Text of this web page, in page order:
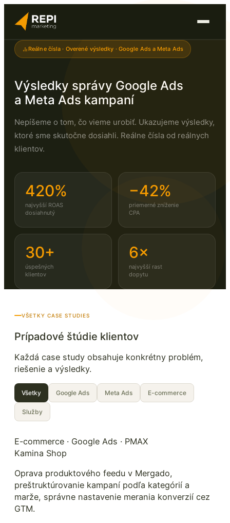
Reálne čísla · Overené výsledky · Google Ads a Meta Ads
Výsledky správy Google Ads
a Meta Ads kampaní
Nepíšeme o tom, čo vieme urobiť. Ukazujeme výsledky,
ktoré sme skutočne dosiahli. Reálne čísla od reálnych
klientov.
420%
najvyšší ROAS
dosiahnutý
−42%
priemerné zníženie
CPA
30+
úspešných
klientov
6×
najvyšší rast
dopytu
VŠETKY CASE STUDIES
Prípadové štúdie klientov
Každá case study obsahuje konkrétny problém,
riešenie a výsledky.
Všetky Google Ads Meta Ads E-commerce
Služby
E-commerce · Google Ads · PMAX
Kamina Shop
Oprava produktového feedu v Mergado,
preštruktúrovanie kampaní podľa kategórií a
marže, správne nastavenie merania konverzií cez
GTM.